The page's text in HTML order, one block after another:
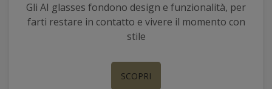
Gli AI glasses fondono design e funzionalità, per
farti restare in contatto e vivere il momento con
stile
SCOPRI